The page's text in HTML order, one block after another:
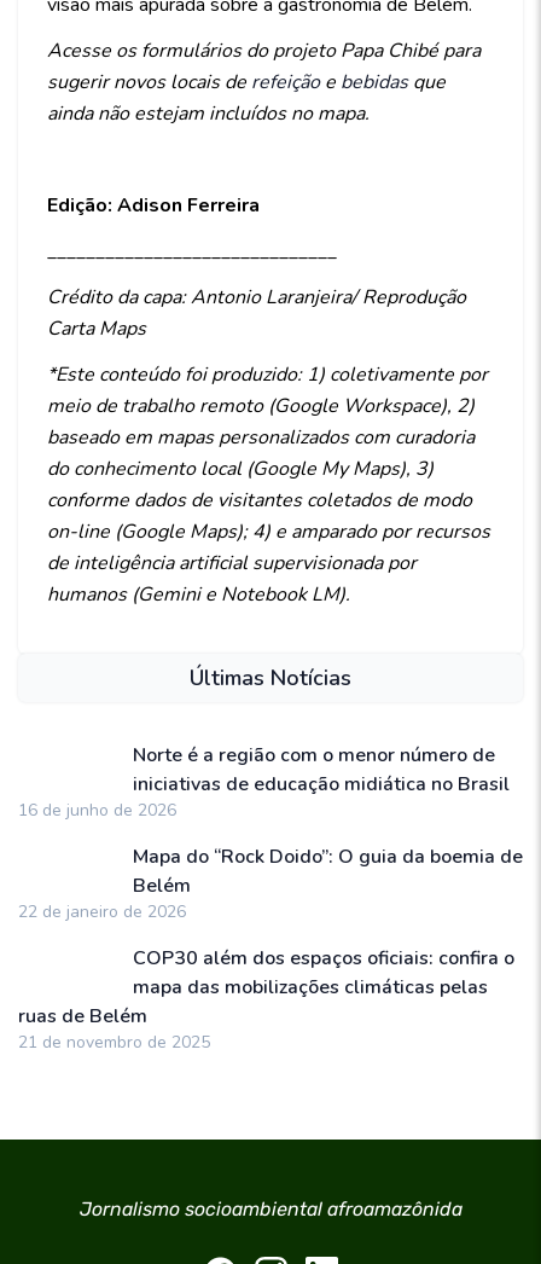
Acesse os formulários do projeto Papa Chibé para
sugerir novos locais de refeiçãoe bebidasque
ainda não estejam incluídos no mapa.
Edição: Adison Ferreira
______________________________
Crédito da capa: Antonio Laranjeira/ Reprodução
Carta Maps
*Este conteúdo foi produzido: 1) coletivamente por
meio de trabalho remoto (Google Workspace), 2)
baseado em mapas personalizados com curadoria
do conhecimento local (Google My Maps), 3)
conforme dados de visitantes coletados de modo
on-line (Google Maps); 4) e amparado por recursos
de inteligência artificial supervisionada por
humanos (Gemini e Notebook LM).
Últimas Notícias
Norte é a região com o menor número de
iniciativas de educação midiática no Brasil
16 de junho de 2026
Mapa do “Rock Doido”: O guia da boemia de
Belém
22 de janeiro de 2026
COP30 além dos espaços oficiais: confira o
mapa das mobilizações climáticas pelas
ruas de Belém
21 de novembro de 2025
Jornalismo socioambiental afroamazônida